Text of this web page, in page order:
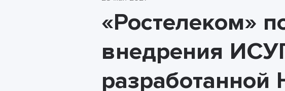
«Ростелеком»
внедрения